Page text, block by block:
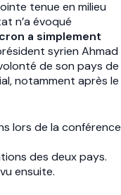
tenue en milieu
n’a évoqué
a simplement
syrien Ahmad
de son pays de
notamment après le
lors de la conférence
des deux pays.
ensuite.